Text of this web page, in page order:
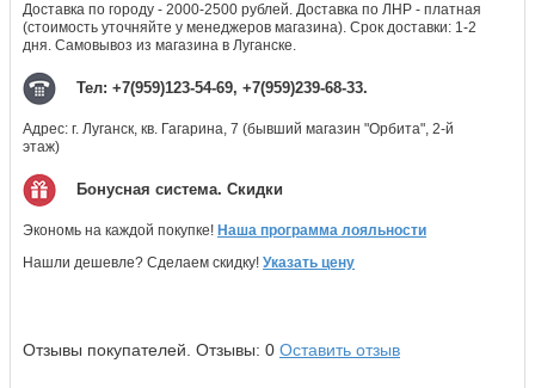
Доставка по городу - 2000-2500 рублей. Доставка по ЛНР - платная
(стоимость уточняйте у менеджеров магазина). Срок доставки: 1-2
дня. Самовывоз из магазина в Луганске.
Тел: +7(959)123-54-69, +7(959)239-68-33.
Адрес: г. Луганск, кв. Гагарина, 7 (бывший магазин "Орбита", 2-й
этаж)
Бонусная система. Скидки
Экономь на каждой покупке! Наша программа лояльности
Нашли дешевле? Сделаем скидку! Указать цену
Отзывы покупателей. Отзывы: 0 Оставить отзыв